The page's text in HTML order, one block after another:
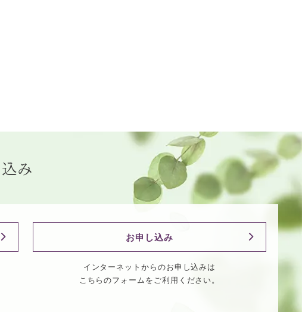
み
お申し込み
インターネットからのお申し込みは
こちらのフォームをご利用ください。